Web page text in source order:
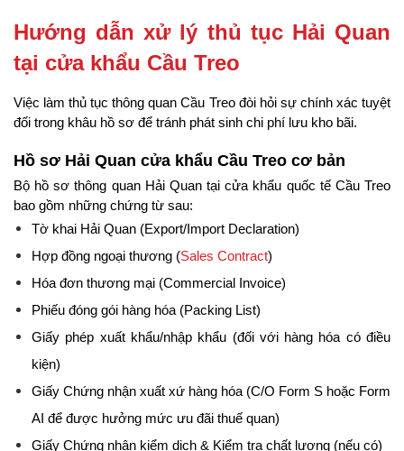
Hướng dẫn xử lý thủ tục Hải Quan
tại cửa khẩu Cầu Treo
Việc làm thủ tục thông quan Cầu Treo đòi hỏi sự chính xác tuyệt
đối trong khâu hồ sơ để tránh phát sinh chi phí lưu kho bãi.
Hồ sơ Hải Quan cửa khẩu Cầu Treo cơ bản
Bộ hồ sơ thông quan Hải Quan tại cửa khẩu quốc tế Cầu Treo
bao gồm những chứng từ sau:
Tờ khai Hải Quan (Export/Import Declaration)
Hợp đồng ngoại thương (Sales Contract)
Hóa đơn thương mại (Commercial Invoice)
Phiếu đóng gói hàng hóa (Packing List)
Giấy phép xuất khẩu/nhập khẩu (đối với hàng hóa có điều
kiện)
Giấy Chứng nhận xuất xứ hàng hóa (C/O Form S hoặc Form
AI để được hưởng mức ưu đãi thuế quan)
Giấy Chứng nhận kiểm dịch & Kiểm tra chất lượng (nếu có)